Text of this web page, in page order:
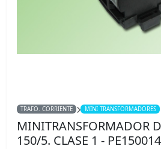
TRAFO. CORRIENTE MINI TRANSFORMADORES
MINITRANSFORMADOR
150/5. CLASE 1 - PE150014